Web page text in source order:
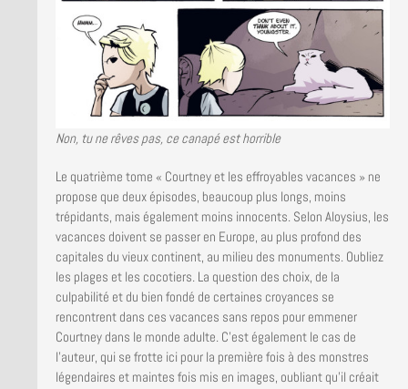
Non, tu ne rêves pas, ce canapé est horrible
Le quatrième tome « Courtney et les effroyables vacances » ne
propose que deux épisodes, beaucoup plus longs, moins
trépidants, mais également moins innocents. Selon Aloysius, les
vacances doivent se passer en Europe, au plus profond des
capitales du vieux continent, au milieu des monuments. Oubliez
les plages et les cocotiers. La question des choix, de la
culpabilité et du bien fondé de certaines croyances se
rencontrent dans ces vacances sans repos pour emmener
Courtney dans le monde adulte. C’est également le cas de
l’auteur, qui se frotte ici pour la première fois à des monstres
légendaires et maintes fois mis en images, oubliant qu’il créait